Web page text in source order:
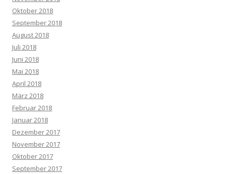
Oktober 2018
September 2018
August 2018
Juli 2018
Juni 2018
Mai 2018
April 2018
März 2018
Februar 2018
Januar 2018
Dezember 2017
November 2017
Oktober 2017
September 2017